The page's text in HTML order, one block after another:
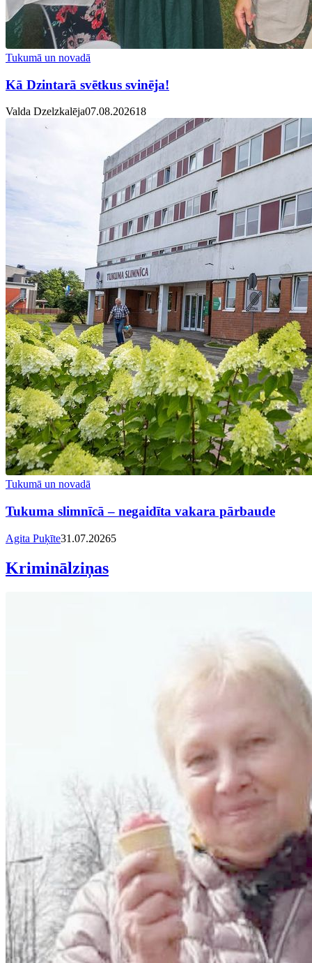
Tukumā un novadā
Kā Dzintarā svētkus svinēja!
Valda Dzelzkalēja07.08.202618
Tukumā un novadā
Tukuma slimnīcā – negaidīta vakara pārbaude
Agita Puķīte31.07.20265
Kriminālziņas